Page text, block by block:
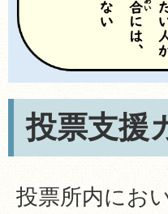
投票支援
投票所内にお